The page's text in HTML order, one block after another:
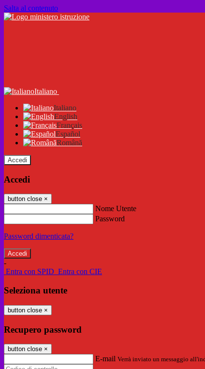
Salta al contenuto
Italiano
Italiano
English
Français
Español
Română
Accedi
Accedi
button close ×
Nome Utente
Password
Password dimenticata?
-
Entra con SPID Entra con CIE
Seleziona utente
button close ×
Recupero password
button close ×
E-mail Verrà inviato un messaggio